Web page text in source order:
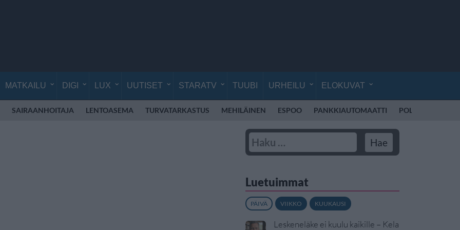
MATKAILU DIGI LUX UUTISET STARATV TUUBI URHEILU ELOKUVAT
SAIRAANHOITAJA LENTOASEMA TURVATARKASTUS MEHILÄINEN ESPOO PANKKIAUTOMAATTI POLIISI SUOMI
Luetuimmat
PÄIVÄ VIIKKO KUUKAUSI
Leskeneläke ei kuulu kaikille – Kela